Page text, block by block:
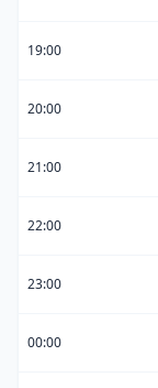
19:00
20:00
21:00
22:00
23:00
00:00